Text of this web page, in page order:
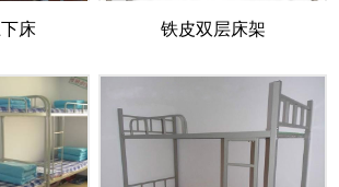
床 铁皮双层床架